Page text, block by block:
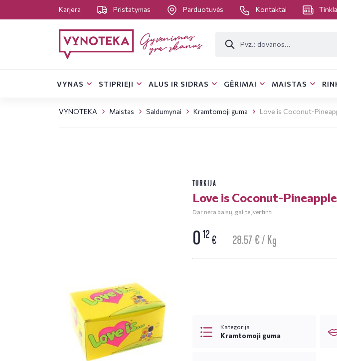
Karjera Pristatymas Parduotuvės Kontaktai
VYNAS STIPRIEJI ALUS IR SIDRAS GĖRIMAI MAISTAS
VYNOTEKA Maistas Saldumynai Kramtomoji guma Love is Coconut-
TURKIJA
Love is Coconut-
Dar nėra balsų, galite įvertinti
012€ 28.57 € / Kg
Kategorija
Kramtomoji guma